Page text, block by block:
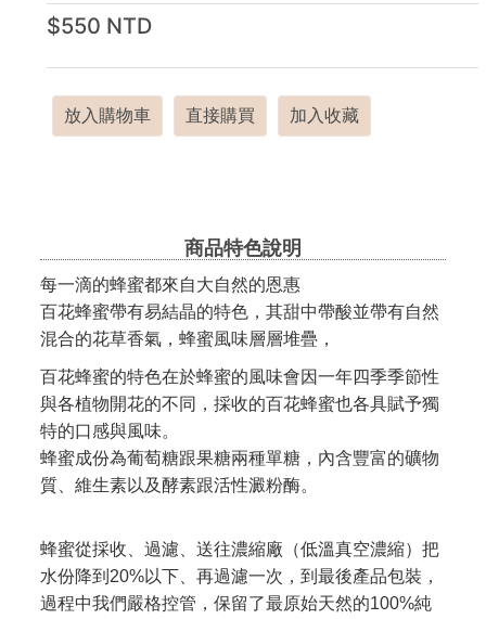
$550 NTD
放入購物車 直接購買 加入收藏
商品特色說明
每一滴的蜂蜜都來自大自然的恩惠
百花蜂蜜帶有易結晶的特色，其甜中帶酸並帶有自然
混合的花草香氣，蜂蜜風味層層堆疊，
百花蜂蜜的特色在於蜂蜜的風味會因一年四季季節性
與各植物開花的不同，採收的百花蜂蜜也各具賦予獨
特的口感與風味。
蜂蜜成份為葡萄糖跟果糖兩種單糖，內含豐富的礦物
質、維生素以及酵素跟活性澱粉酶。
蜂蜜從採收、過濾、送往濃縮廠（低溫真空濃縮）把
水份降到20%以下、再過濾一次，到最後產品包裝，
過程中我們嚴格控管，保留了最原始天然的100%純